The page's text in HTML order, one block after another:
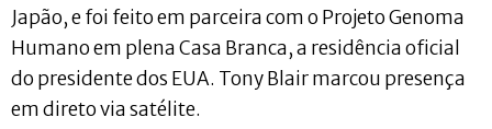
Japão, e foi feito em parceira com o Projeto Genoma
Humano em plena Casa Branca, a residência oficial
do presidente dos EUA. Tony Blair marcou presença
em direto via satélite.